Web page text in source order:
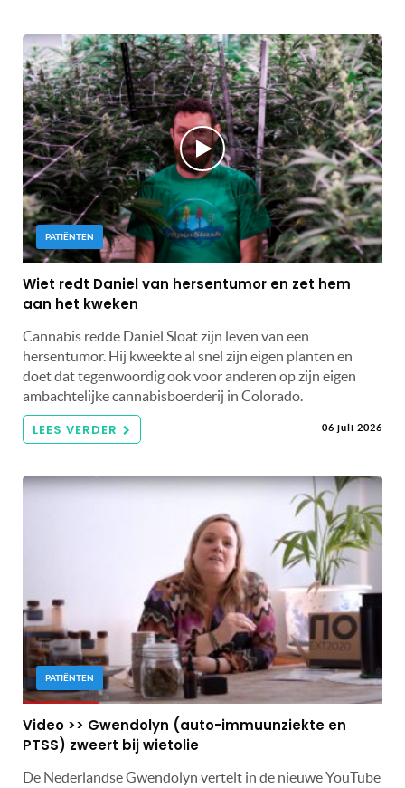
PATIËNTEN
Wiet redt Daniel van hersentumor en zet hem
aan het kweken
Cannabis redde Daniel Sloat zijn leven van een
hersentumor. Hij kweekte al snel zijn eigen planten en
doet dat tegenwoordig ook voor anderen op zijn eigen
ambachtelijke cannabisboerderij in Colorado.
LEES VERDER 06 juli 2026
PATIËNTEN
Video >> Gwendolyn (auto-immuunziekte en
PTSS) zweert bij wietolie
De Nederlandse Gwendolyn vertelt in de nieuwe YouTube